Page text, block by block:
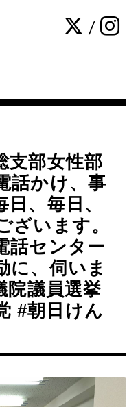
/
支部女性部
話かけ、事
、毎日、
ざいます。
話センター
に、伺いま
院議員選挙
#朝日けん